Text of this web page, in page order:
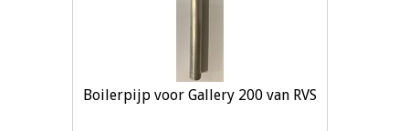
Boilerpijp voor Gallery 200 van RVS